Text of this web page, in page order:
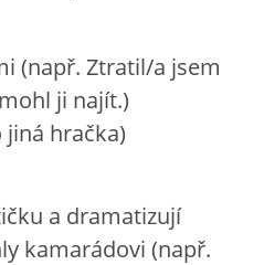
(např. Ztratil/a jsem
ji najít.)
jiná hračka)
a dramatizují
kamarádovi (např.